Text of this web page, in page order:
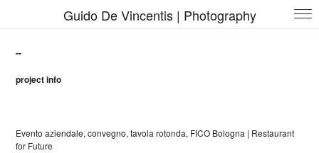
Guido De Vincentis | Photography
--
project info
Evento aziendale, convegno, tavola rotonda, FICO Bologna | Restaurant
for Future